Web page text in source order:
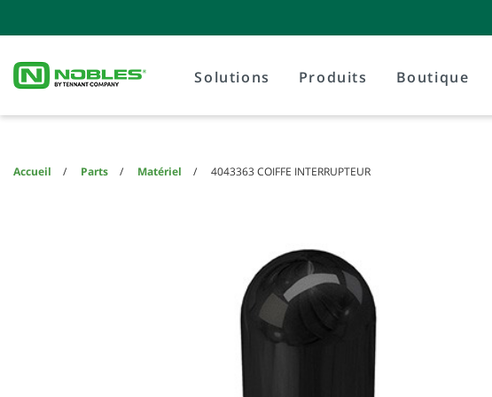
content
navigation
menu
Solutions Produits Boutique
Accueil Parts Matériel 4043363 COIFFE INTERRUPTEUR